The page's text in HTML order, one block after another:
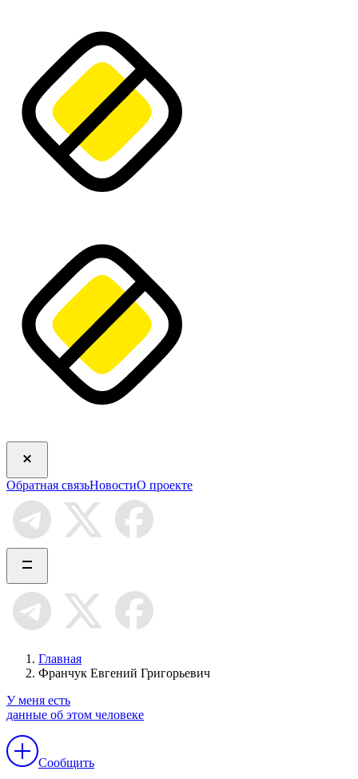
Обратная связьНовостиО проекте
Главная
Франчук Евгений Григорьевич
У меня есть
данные об этом человеке
Сообщить